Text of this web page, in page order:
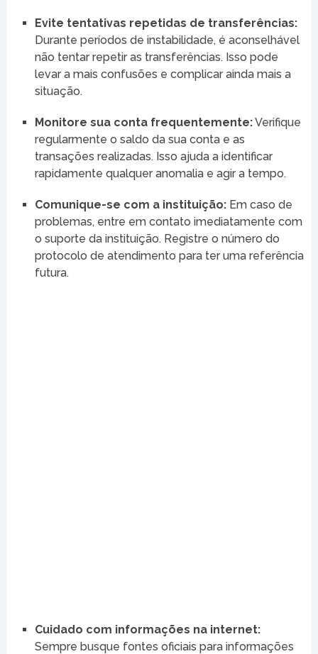
Evite tentativas repetidas de transferências:
Durante períodos de instabilidade, é aconselhável
não tentar repetir as transferências. Isso pode
levar a mais confusões e complicar ainda mais a
situação.
Monitore sua conta frequentemente:Verifique
regularmente o saldo da sua conta e as
transações realizadas. Isso ajuda a identificar
rapidamente qualquer anomalia e agir a tempo.
Comunique-se com a instituição:Em caso de
problemas, entre em contato imediatamente com
o suporte da instituição. Registre o número do
protocolo de atendimento para ter uma referência
futura.
Cuidado com informações na internet:
Sempre busque fontes oficiais para informações